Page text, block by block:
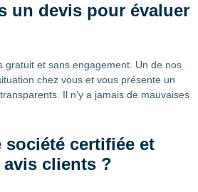
un devis pour évaluer
gratuit et sans engagement. Un de nos
chez vous et vous présente un
Il n’y a jamais de mauvaises
société certifiée et
clients ?